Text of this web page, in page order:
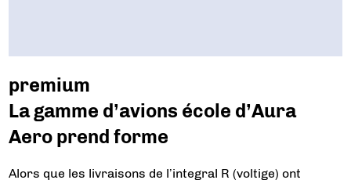
premium
La gamme d’avions école d’Aura
Aero prend forme
Alors que les livraisons de l’integral R (voltige) ont